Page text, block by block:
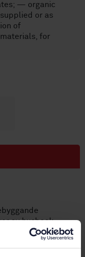
— organic
or as
of
for
av husbock -